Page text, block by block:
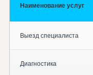
Наименование услуг
Выезд специалиста
Диагностика